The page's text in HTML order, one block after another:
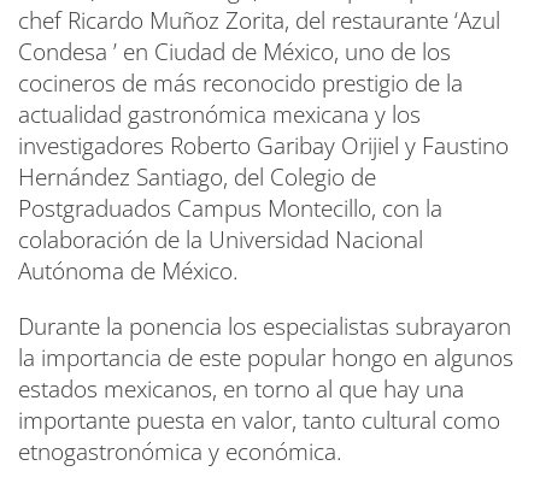
chef Ricardo Muñoz Zorita, del restaurante ‘Azul
Condesa ’ en Ciudad de México, uno de los
cocineros de más reconocido prestigio de la
actualidad gastronómica mexicana y los
investigadores Roberto Garibay Orijiel y Faustino
Hernández Santiago, del Colegio de
Postgraduados Campus Montecillo, con la
colaboración de la Universidad Nacional
Autónoma de México.
Durante la ponencia los especialistas subrayaron
la importancia de este popular hongo en algunos
estados mexicanos, en torno al que hay una
importante puesta en valor, tanto cultural como
etnogastronómica y económica.